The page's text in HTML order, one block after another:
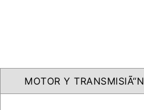
MOTOR Y TRANSMISIÃ“N